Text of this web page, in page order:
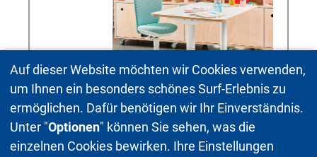
TOPSTAR GmbH
Augsburger Str. 29
Auf dieser Website möchten wir Cookies verwenden,
um Ihnen ein besonders schönes Surf-Erlebnis zu
ermöglichen. Dafür benötigen wir Ihr Einverständnis.
Unter "Optionen" können Sie sehen, was die
einzelnen Cookies bewirken. Ihre Einstellungen